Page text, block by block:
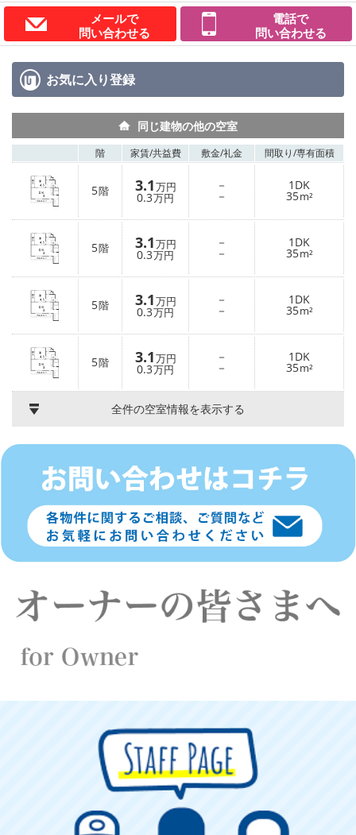
メールで
問い合わせる
電話で
問い合わせる
お気に入り登録
同じ建物の他の空室
階 家賃/共益費 敷金/礼金 間取り/専有面積
5階 3.1万円
0.3万円
－
－
1DK
35m²
5階 3.1万円
0.3万円
－
－
1DK
35m²
5階 3.1万円
0.3万円
－
－
1DK
35m²
5階 3.1万円
0.3万円
－
－
1DK
35m²
全件の空室情報を表示する